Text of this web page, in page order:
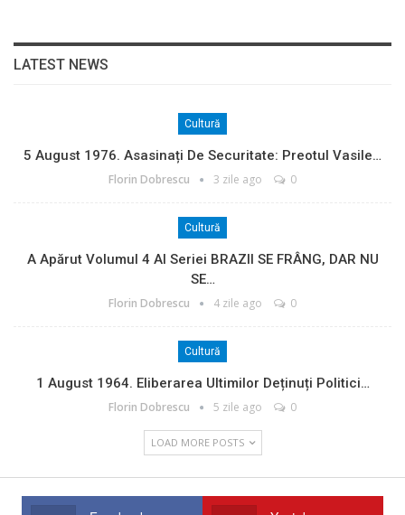
LATEST NEWS
Cultură
5 August 1976. Asasinați De Securitate: Preotul Vasile…
Florin Dobrescu 3 zile ago 0
Cultură
A Apărut Volumul 4 Al Seriei BRAZII SE FRÂNG, DAR NU
SE…
Florin Dobrescu 4 zile ago 0
Cultură
1 August 1964. Eliberarea Ultimilor Deținuți Politici…
Florin Dobrescu 5 zile ago 0
LOAD MORE POSTS